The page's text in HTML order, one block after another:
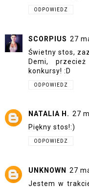
ODPOWIEDZ
SCORPIUS 27
Świetny stos,
Demi,
konkursy! :D
ODPOWIEDZ
NATALIA H. 27
Piękny stos!:)
ODPOWIEDZ
UNKNOWN 27
Jestem w